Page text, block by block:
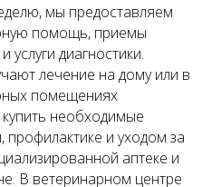
мы предоставляем
помощь, приемы
услуги диагностики.
лечение на дому или в
помещениях
необходимые
профилактике и уходом за
аптеке и
В ветеринарном центре